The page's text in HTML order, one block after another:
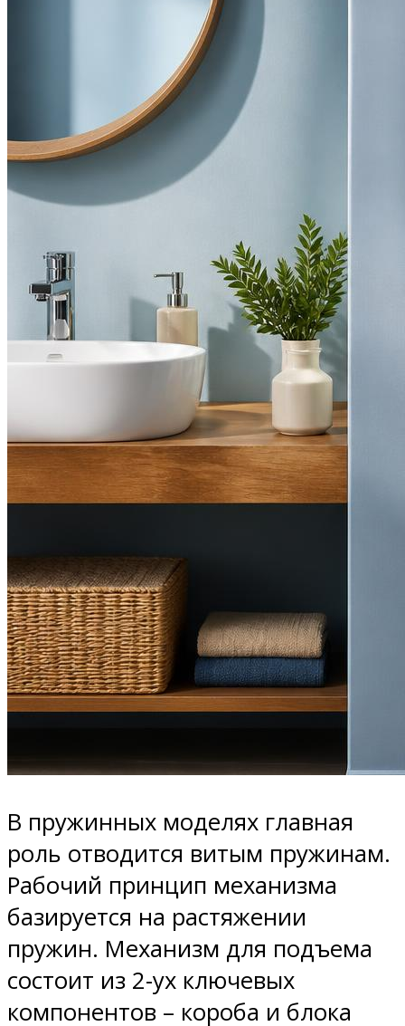
В пружинных моделях главная
роль отводится витым пружинам.
Рабочий принцип механизма
базируется на растяжении
пружин. Механизм для подъема
состоит из 2-ух ключевых
компонентов – короба и блока